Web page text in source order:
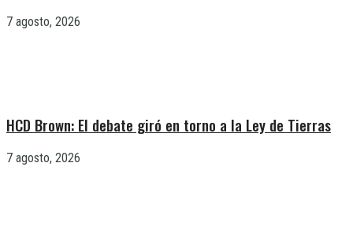
7 agosto, 2026
HCD Brown: El debate giró en torno a la Ley de Tierras
7 agosto, 2026